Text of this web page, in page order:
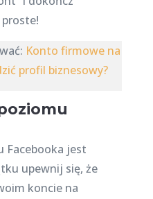
Konto firmowe na
profil biznesowy?
Facebooka jest
upewnij się, że
koncie na